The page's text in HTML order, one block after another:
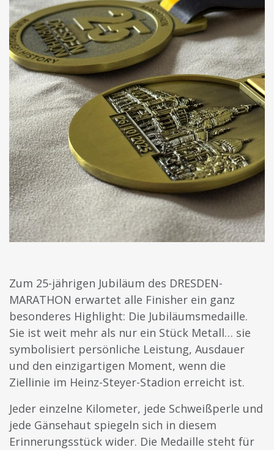
Zum 25-jährigen Jubiläum des DRESDEN-
MARATHON erwartet alle Finisher ein ganz
besonderes Highlight: Die Jubiläumsmedaille.
Sie ist weit mehr als nur ein Stück Metall… sie
symbolisiert persönliche Leistung, Ausdauer
und den einzigartigen Moment, wenn die
Ziellinie im Heinz-Steyer-Stadion erreicht ist.
Jeder einzelne Kilometer, jede Schweißperle und
jede Gänsehaut spiegeln sich in diesem
Erinnerungsstück wider. Die Medaille steht für